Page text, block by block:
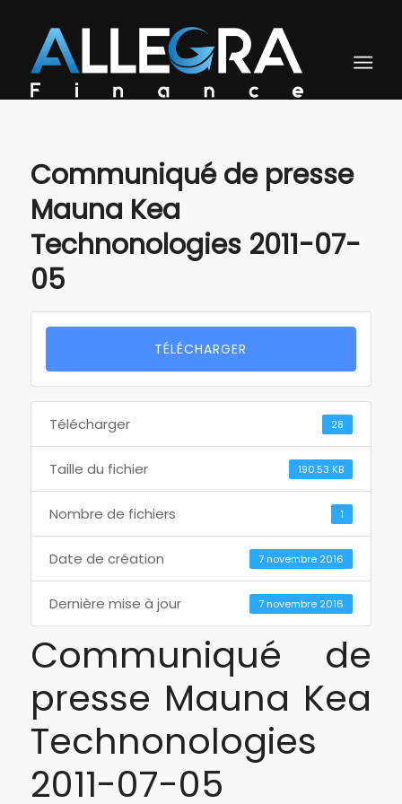
Communiqué de presse
Mauna Kea
Technonologies 2011-07-
05
TÉLÉCHARGER
Télécharger 28
Taille du fichier 190.53 KB
Nombre de fichiers 1
Date de création 7 novembre 2016
Dernière mise à jour 7 novembre 2016
Communiqué de
presse Mauna Kea
Technonologies
2011-07-05